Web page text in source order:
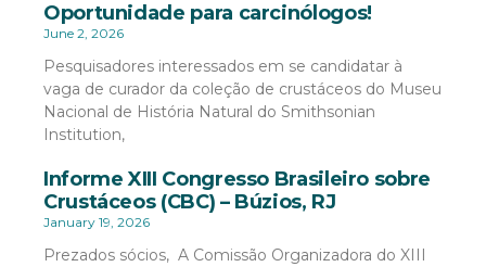
Oportunidade para carcinólogos!
June 2, 2026
Pesquisadores interessados em se candidatar à
vaga de curador da coleção de crustáceos do Museu
Nacional de História Natural do Smithsonian
Institution,
Informe XIII Congresso Brasileiro sobre
Crustáceos (CBC) – Búzios, RJ
January 19, 2026
Prezados sócios, A Comissão Organizadora do XIII